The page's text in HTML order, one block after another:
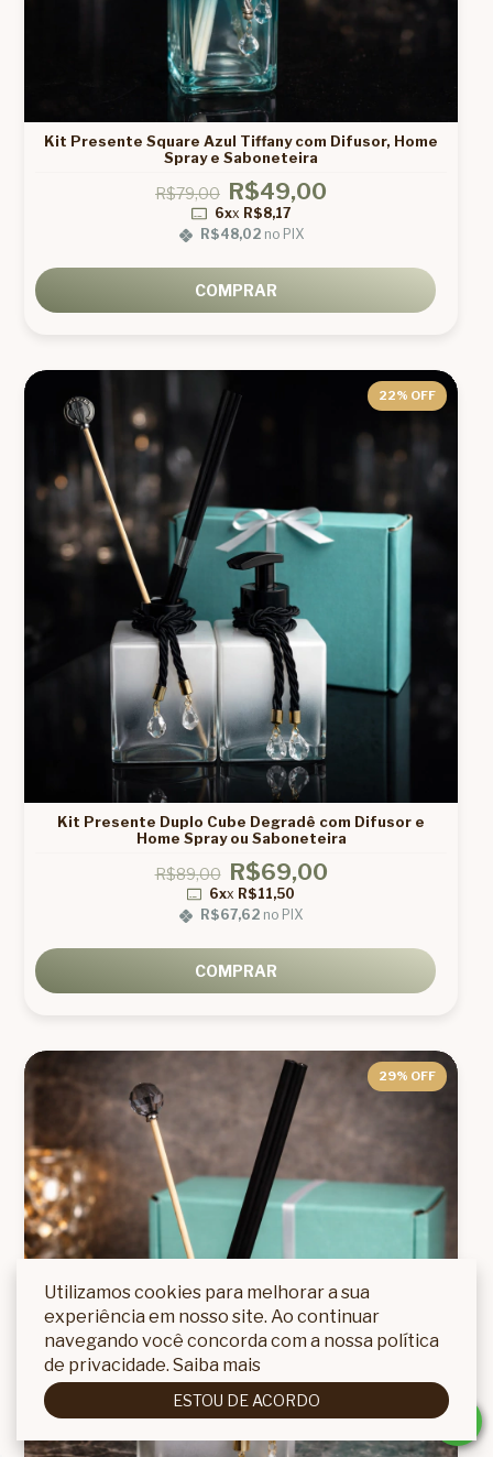
Kit Presente Square Azul Tiffany com Difusor, Home
Spray e Saboneteira
R$79,00 R$49,00
6xx R$8,17
R$48,02no PIX
COMPRAR
22% OFF
Kit Presente Duplo Cube Degradê com Difusor e
Home Spray ou Saboneteira
R$89,00 R$69,00
6xx R$11,50
R$67,62 no PIX
COMPRAR
29% OFF
Utilizamos cookies para melhorar a sua
experiência em nosso site. Ao continuar
navegando você concorda com a nossa política
de privacidade. Saiba mais
ESTOU DE ACORDO